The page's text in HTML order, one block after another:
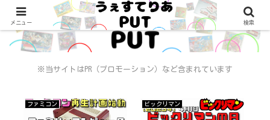
※当サイトはPR（プロモーション）など含まれています
ファミコン ビックリマン
メニュー 検索